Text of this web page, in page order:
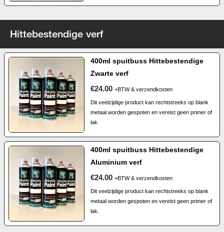
Hittebestendige verf
400ml spuitbuss Hittebestendige
Zwarte verf
€24.00 +BTW & verzendkosten
Dit veelzijdige product kan rechtstreeks op blank
metaal worden gespoten en vereist geen primer of
lak.
400ml spuitbuss Hittebestendige
Aluminium verf
€24.00 +BTW & verzendkosten
Dit veelzijdige product kan rechtstreeks op blank
metaal worden gespoten en vereist geen primer of
lak.